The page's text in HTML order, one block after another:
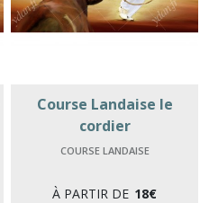
Course Landaise le
cordier
COURSE LANDAISE
À PARTIR DE 18€